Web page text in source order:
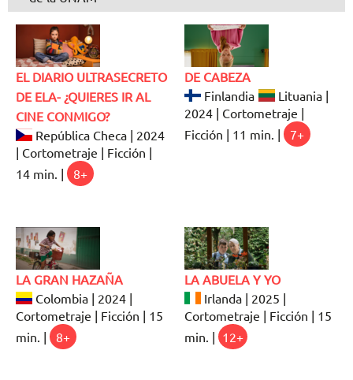
EL DIARIO ULTRASECRETO
DE ELA- ¿QUIERES IR AL
CINE CONMIGO?
República Checa | 2024
| Cortometraje | Ficción |
14 min. |
8+
DE CABEZA
Finlandia
Lituania |
2024 | Cortometraje |
Ficción | 11 min. |
7+
LA GRAN HAZAÑA
Colombia | 2024 |
Cortometraje | Ficción | 15
min. |
8+
LA ABUELA Y YO
Irlanda | 2025 |
Cortometraje | Ficción | 15
min. | 12+